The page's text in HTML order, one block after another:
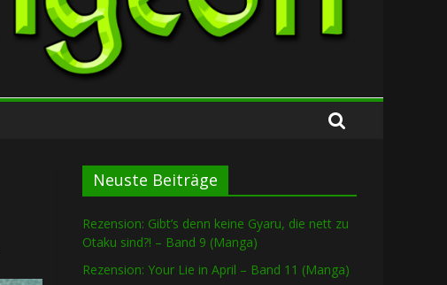
Neuste Beiträge
Rezension: Gibt’s denn keine Gyaru, die nett zu
Otaku sind?! – Band 9 (Manga)
Rezension: Your Lie in April – Band 11 (Manga)